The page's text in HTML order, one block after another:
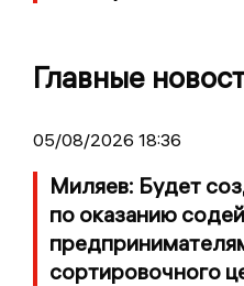
Главные
05/08/2026 18:36
Миляев: Будет
по оказанию
сортировочного